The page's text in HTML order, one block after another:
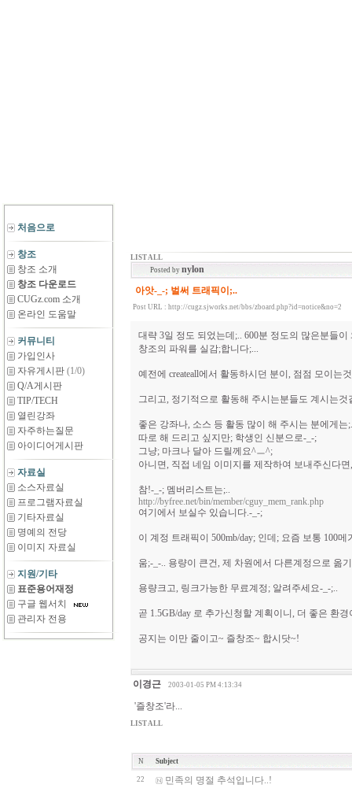
처음으로
창조
창조 소개
창조 다운로드
CUGz.com 소개
온라인 도움말
커뮤니티
가입인사
자유게시판 (1/0)
Q/A게시판
TIP/TECH
열린강좌
자주하는질문
아이디어게시판
자료실
소스자료실
프로그램자료실
기타자료실
명예의 전당
이미지 자료실
지원/기타
표준용어재정
구글 웹서치
관리자 전용
LIST ALL
Posted by nylon
아앗-_-; 벌써 트래픽이;..
Post URL : http://cugz.sjworks.net/bbs/zboard.php?id=notice&no=2
대략 3일 정도 되었는데;.. 600분 정도의 많은분들이
창조의 파워를 실감;합니다;...
예전에 createall에서 활동하시던 분이, 점점 모이는
그리고, 정기적으로 활동해 주시는분들도 계시는것
좋은 강좌나, 소스 등 활동 많이 해 주시는 분에게는
따로 해 드리고 싶지만; 학생인 신분으로-_-;
그냥; 마크나 달아 드릴께요^ㅡ^;
아니면, 직접 네임 이미지를 제작하여 보내주신다
참!-_-; 멤버리스트는;..
http://byfree.net/bin/member/cguy_mem_rank.php
여기에서 보실수 있습니다.-_-;
이 계정 트래픽이 500mb/day; 인데; 요즘 보통 100메
움;-_-.. 용량이 큰건, 제 차원에서 다른계정으로 옮
용량크고, 링크가능한 무료계정; 알려주세요-_-;..
곧 1.5GB/day 로 추가신청할 계획이니, 더 좋은 환
공지는 이만 줄이고~ 즐창조~ 합시닷~!
이경근 2003-01-05 PM 4:13:34
'즐창조'라...
LIST ALL
N Subject
22 민족의 명절 추석입니다..!